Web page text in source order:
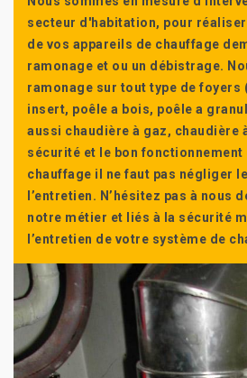
secteur d'habitation, pour
de vos appareils de chauffage
ramonage et ou un débistrage.
ramonage sur tout type de foyers
insert, poêle a bois, poêle a
aussi chaudière à gaz, chaudière
sécurité et le bon fonctionnement
chauffage il ne faut pas négliger
l’entretien. N’hésitez pas à nous
notre métier et liés à la sécurité
l’entretien de votre système de